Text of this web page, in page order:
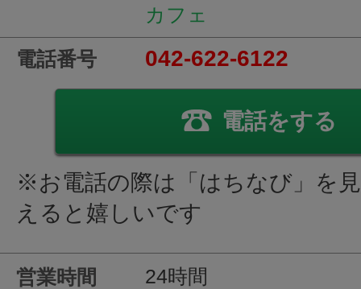
カフェ
電話番号
042-622-6122
電話をする
※お電話の際は「はちなび」を
えると嬉しいです
営業時間 24時間